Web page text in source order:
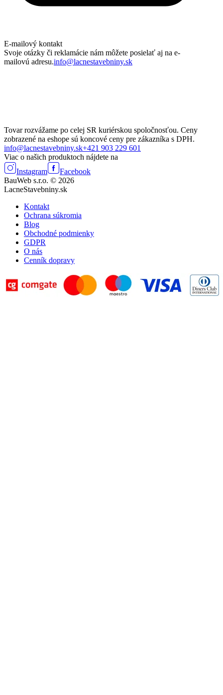
E-mailový kontakt
Svoje otázky či reklamácie nám môžete posielať aj na e-
mailovú adresu.info@lacnestavebniny.sk
Tovar rozvážame po celej SR kuriérskou spoločnosťou. Ceny
zobrazené na eshope sú koncové ceny pre zákazníka s DPH.
info@lacnestavebniny.sk+421 903 229 601
Viac o našich produktoch nájdete na
Instagram
Facebook
BauWeb s.r.o. © 2026
LacneStavebniny.sk
Kontakt
Ochrana súkromia
Blog
Obchodné podmienky
GDPR
O nás
Cenník dopravy